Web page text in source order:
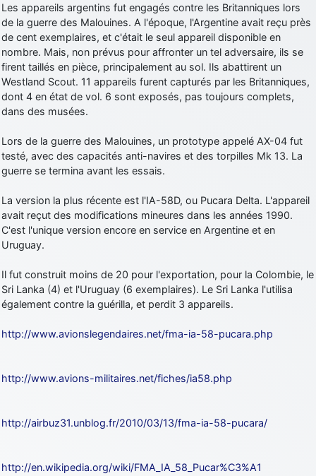
d9pouces: cette fois, c'est le Brésil et Singapour qui mettent le site
par terre
jericho : Ah ben je peux te confirmer que j'étais resté dans le filtre…
d9pouces: Désolé ! Mon filtrage a été un peu trop violent
manifestement
Les appareils argentins fut engagés contre les Britanniques lors
de la guerre des Malouines. A l'époque, l'Argentine avait reçu près
de cent exemplaires, et c'était le seul appareil disponible en
nombre. Mais, non prévus pour affronter un tel adversaire, ils se
firent taillés en pièce, principalement au sol. Ils abattirent un
Westland Scout. 11 appareils furent capturés par les Britanniques,
dont 4 en état de vol. 6 sont exposés, pas toujours complets,
dans des musées.
Lors de la guerre des Malouines, un prototype appelé AX-04 fut
testé, avec des capacités anti-navires et des torpilles Mk 13. La
guerre se termina avant les essais.
La version la plus récente est l'IA-58D, ou Pucara Delta. L'appareil
avait reçut des modifications mineures dans les années 1990.
C'est l'unique version encore en service en Argentine et en
Uruguay.
Il fut construit moins de 20 pour l'exportation, pour la Colombie, le
Sri Lanka (4) et l'Uruguay (6 exemplaires). Le Sri Lanka l'utilisa
également contre la guérilla, et perdit 3 appareils.
http://www.avionslegendaires.net/fma-ia-58-pucara.php
http://www.avions-militaires.net/fiches/ia58.php
http://airbuz31.unblog.fr/2010/03/13/fma-ia-58-pucara/
http://en.wikipedia.org/wiki/FMA_IA_58_Pucar%C3%A1